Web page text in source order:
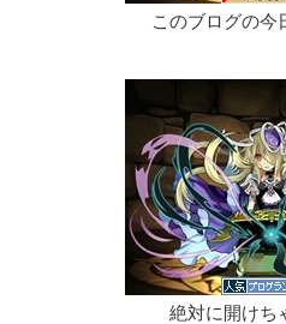
このブログの今
絶対に開けち